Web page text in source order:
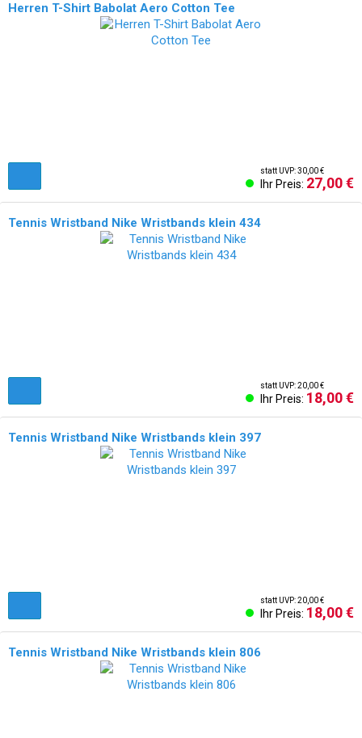
Herren T-Shirt Babolat Aero Cotton Tee
statt UVP: 30,00 €
Ihr Preis: 27,00 €
Tennis Wristband Nike Wristbands klein 434
statt UVP: 20,00 €
Ihr Preis: 18,00 €
Tennis Wristband Nike Wristbands klein 397
statt UVP: 20,00 €
Ihr Preis: 18,00 €
Tennis Wristband Nike Wristbands klein 806